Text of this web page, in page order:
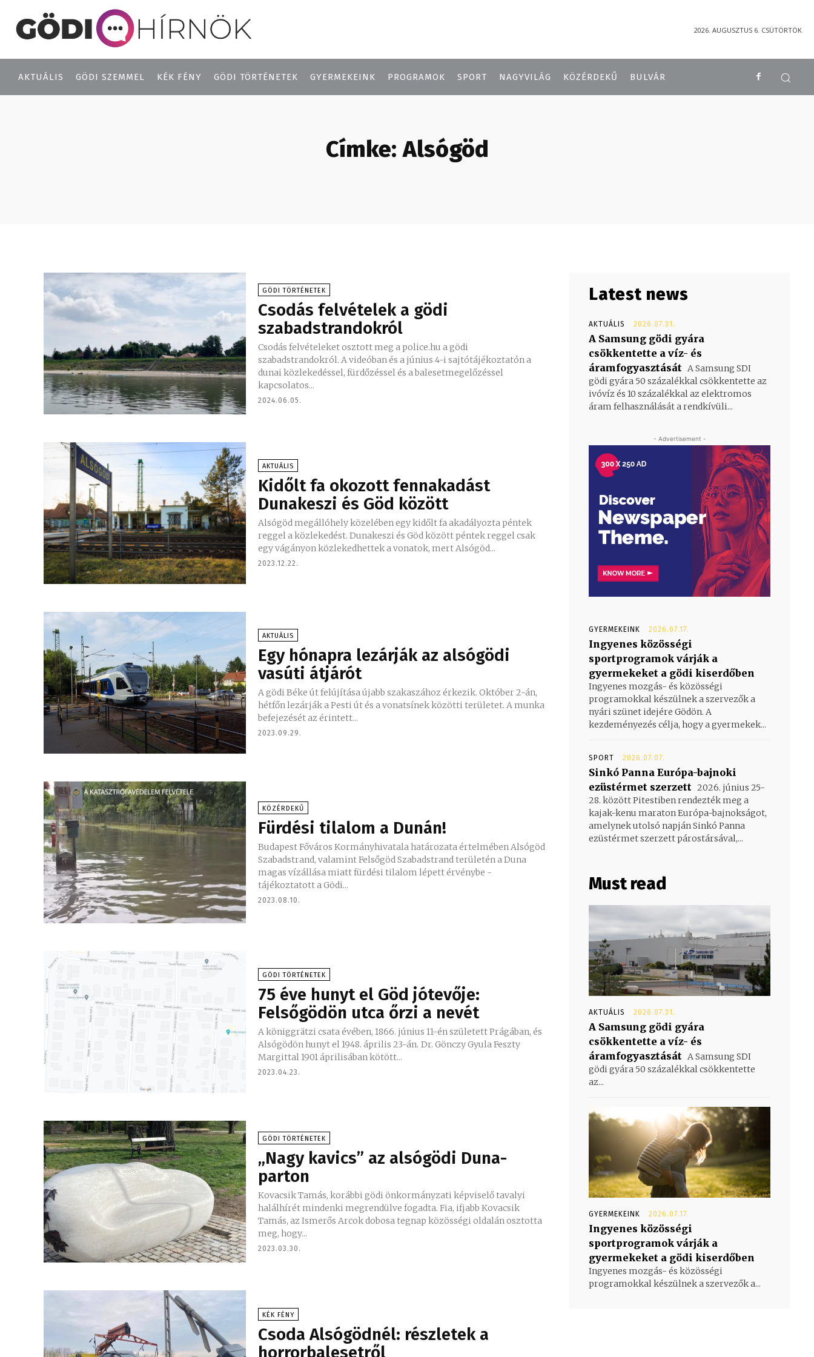
2026. AUGUSZTUS 6. CSÜTÖRTÖK
AKTUÁLIS GÖDI SZEMMEL KÉK FÉNY GÖDI TÖRTÉNETEK GYERMEKEINK PROGRAMOK SPORT NAGYVILÁG KÖZÉRDEKŰ BULVÁR
Címke: Alsógöd
GÖDI TÖRTÉNETEK
Csodás felvételek a gödi
szabadstrandokról
Csodás felvételeket osztott meg a police.hu a gödi
szabadstrandokról. A videóban és a június 4-i sajtótájékoztatón a
dunai közlekedéssel, fürdőzéssel és a balesetmegelőzéssel
kapcsolatos...
2024.06.05.
AKTUÁLIS
Kidőlt fa okozott fennakadást
Dunakeszi és Göd között
Alsógöd megállóhely közelében egy kidőlt fa akadályozta péntek
reggel a közlekedést. Dunakeszi és Göd között péntek reggel csak
egy vágányon közlekedhettek a vonatok, mert Alsógöd...
2023.12.22.
AKTUÁLIS
Egy hónapra lezárják az alsógödi
vasúti átjárót
A gödi Béke út felújítása újabb szakaszához érkezik. Október 2-án,
hétfőn lezárják a Pesti út és a vonatsínek közötti területet. A munka
befejezését az érintett...
2023.09.29.
KÖZÉRDEKŰ
Fürdési tilalom a Dunán!
Budapest Főváros Kormányhivatala határozata értelmében Alsógöd
Szabadstrand, valamint Felsőgöd Szabadstrand területén a Duna
magas vízállása miatt fürdési tilalom lépett érvénybe -
tájékoztatott a Gödi...
2023.08.10.
GÖDI TÖRTÉNETEK
75 éve hunyt el Göd jótevője:
Felsőgödön utca őrzi a nevét
A königgrätzi csata évében, 1866. június 11-én született Prágában, és
Alsógödön hunyt el 1948. április 23-án. Dr. Gönczy Gyula Feszty
Margittal 1901 áprilisában kötött...
2023.04.23.
GÖDI TÖRTÉNETEK
„Nagy kavics” az alsógödi Duna-
parton
Kovacsik Tamás, korábbi gödi önkormányzati képviselő tavalyi
halálhírét mindenki megrendülve fogadta. Fia, ifjabb Kovacsik
Tamás, az Ismerős Arcok dobosa tegnap közösségi oldalán osztotta
meg, hogy...
2023.03.30.
KÉK FÉNY
Csoda Alsógödnél: részletek a
horrorbalesetről
Latest news
AKTUÁLIS 2026.07.31.
A Samsung gödi gyára
csökkentette a víz- és
áramfogyasztását A Samsung SDI
gödi gyára 50 százalékkal csökkentette az
ivóvíz és 10 százalékkal az elektromos
áram felhasználását a rendkívüli...
- Advertisement -
GYERMEKEINK 2026.07.17.
Ingyenes közösségi
sportprogramok várják a
gyermekeket a gödi kiserdőben
Ingyenes mozgás- és közösségi
programokkal készülnek a szervezők a
nyári szünet idejére Gödön. A
kezdeményezés célja, hogy a gyermekek...
SPORT 2026.07.07.
Sinkó Panna Európa-bajnoki
ezüstérmet szerzett 2026. június 25-
28. között Pitestiben rendezték meg a
kajak-kenu maraton Európa-bajnokságot,
amelynek utolsó napján Sinkó Panna
ezüstérmet szerzett párostársával,...
Must read
AKTUÁLIS 2026.07.31.
A Samsung gödi gyára
csökkentette a víz- és
áramfogyasztását A Samsung SDI
gödi gyára 50 százalékkal csökkentette
az...
GYERMEKEINK 2026.07.17.
Ingyenes közösségi
sportprogramok várják a
gyermekeket a gödi kiserdőben
Ingyenes mozgás- és közösségi
programokkal készülnek a szervezők a...